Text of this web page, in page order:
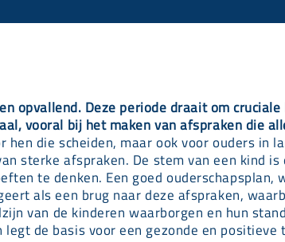
opvallend. Deze periode draait om
vooral bij het maken van afspraken die
die scheiden, maar ook voor ouders
sterke afspraken. De stem van een kind
te denken. Een goed
als een brug naar deze afspraken,
van de kinderen waarborgen en hun
de basis voor een gezonde en